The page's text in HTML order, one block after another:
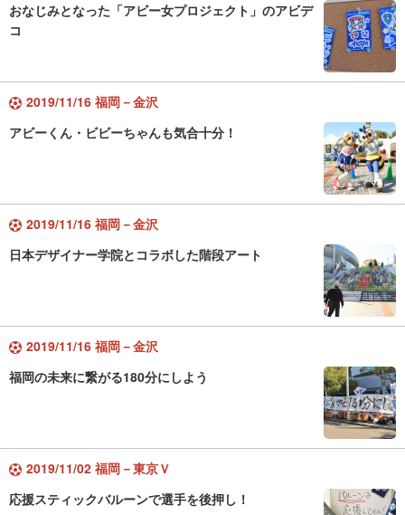
おなじみとなった「アビー女プロジェクト」のアビデ
コ
2019/11/16 福岡－金沢
アビーくん・ビビーちゃんも気合十分！
2019/11/16 福岡－金沢
日本デザイナー学院とコラボした階段アート
2019/11/16 福岡－金沢
福岡の未来に繋がる180分にしよう
2019/11/02 福岡－東京Ｖ
応援スティックバルーンで選手を後押し！